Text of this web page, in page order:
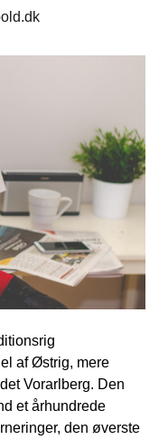
af Østrig, mere
Vorarlberg. Den
et århundrede
den øverste